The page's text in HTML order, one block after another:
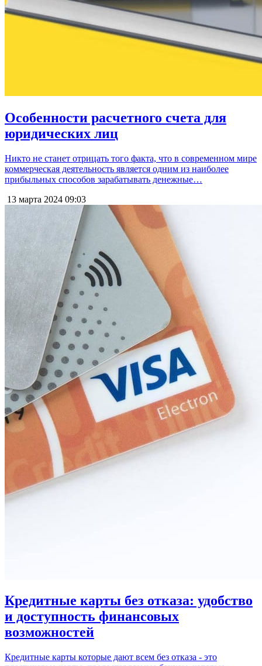
Особенности расчетного счета для
юридических лиц
Никто не станет отрицать того факта, что в современном мире
коммерческая деятельность является одним из наиболее
прибыльных способов зарабатывать денежные…
13 марта 2024 09:03
Кредитные карты без отказа: удобство
и доступность финансовых
возможностей
Кредитные карты которые дают всем без отказа - это